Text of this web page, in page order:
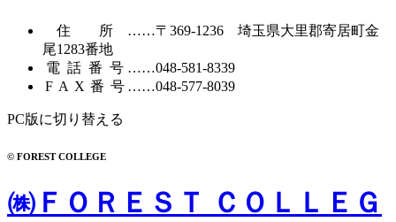
住所……〒369-1236 埼玉県大里郡寄居町金
尾1283番地
電話番号……048-581-8339
FAX番号……048-577-8039
PC版に切り替える
© FOREST COLLEGE
㈱ＦＯＲＥＳＴ ＣＯＬＬＥＧ